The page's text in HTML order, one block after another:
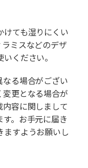
けても湿りにくい
ミスなどのデザ
ください。
る場合がござい
更となる場合が
内容に関しまして
。お手元に届き
ますようお願いし